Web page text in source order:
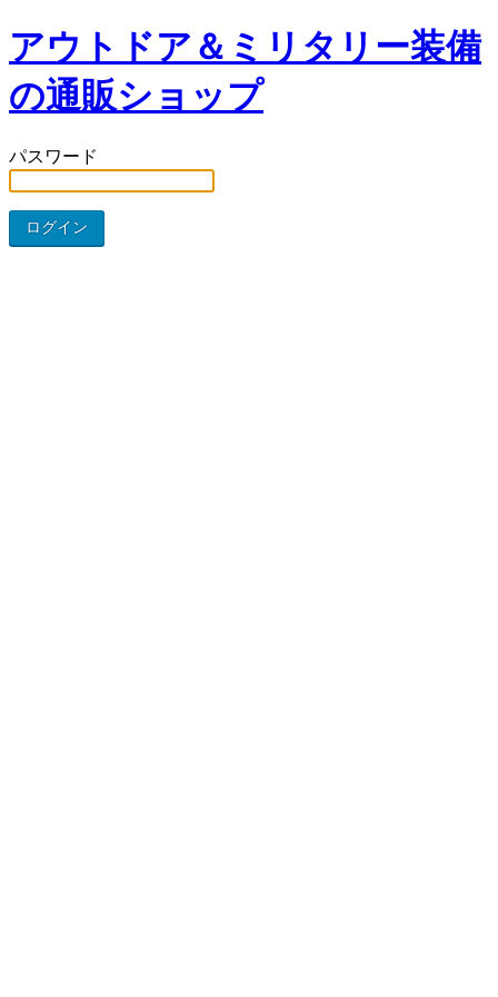
アウトドア＆ミリタリー装備
の通販ショップ
パスワード